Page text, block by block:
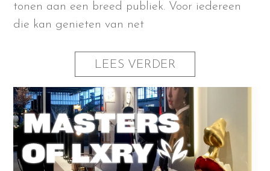
tonen aan een breed publiek. Voor iedereen
die kan genieten van net
LEES VERDER